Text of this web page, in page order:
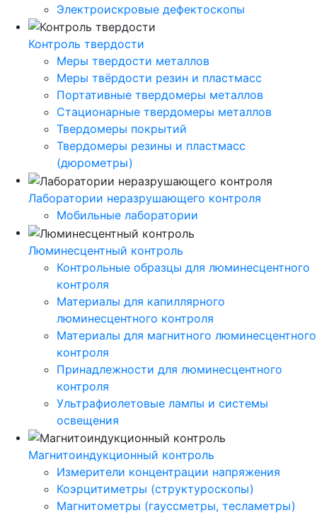
Электроискровые дефектоскопы
Контроль твердости
Меры твердости металлов
Меры твёрдости резин и пластмасс
Портативные твердомеры металлов
Стационарные твердомеры металлов
Твердомеры покрытий
Твердомеры резины и пластмасс
(дюрометры)
Лаборатории неразрушающего контроля
Мобильные лаборатории
Люминесцентный контроль
Контрольные образцы для люминесцентного
контроля
Материалы для капиллярного
люминесцентного контроля
Материалы для магнитного люминесцентного
контроля
Принадлежности для люминесцентного
контроля
Ультрафиолетовые лампы и системы
освещения
Магнитоиндукционный контроль
Измерители концентрации напряжения
Коэрцитиметры (структуроскопы)
Магнитометры (гауссметры, тесламетры)